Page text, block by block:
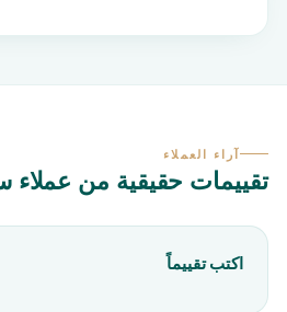
آراء العملاء
تقييمات حقيقية من عملاء
اكتب تقييماً